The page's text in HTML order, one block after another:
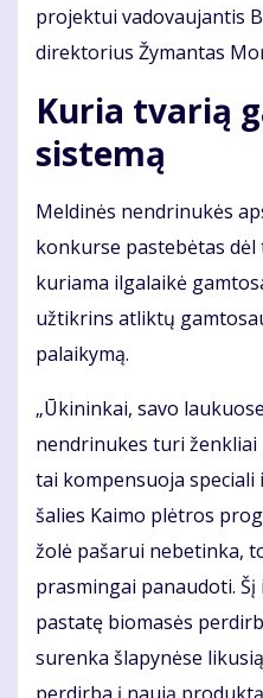
projektui vadovaujantis
direktorius Žymantas
Kuria tvarią
sistemą
Meldinės nendrinukės
konkurse pastebėtas
kuriama ilgalaikė
užtikrins atliktų
palaikymą.
„Ūkininkai, savo
nendrinukes turi ženkliai
tai kompensuoja
šalies Kaimo plėtros
žolė pašarui nebetinka,
prasmingai panaudoti.
pastatę biomasės
surenka šlapynėse